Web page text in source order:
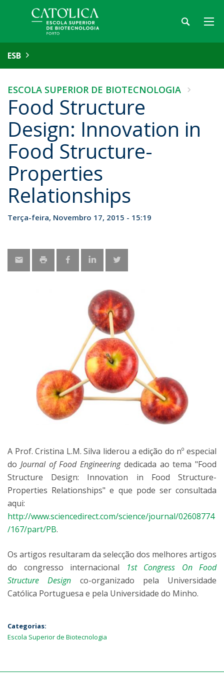
ESB
ESCOLA SUPERIOR DE BIOTECNOLOGIA
Food Structure
Design: Innovation in
Food Structure-
Properties
Relationships
Terça-feira, Novembro 17, 2015 - 15:19
A Prof. Cristina L.M. Silva liderou a edição do nº especial
do Journal of Food Engineeringdedicada ao tema "Food
Structure Design: Innovation in Food Structure-
Properties Relationships" e que pode ser consultada
aqui:
http://www.sciencedirect.com/science/journal/02608774
/167/part/PB.
Os artigos resultaram da selecção dos melhores artigos
do congresso internacional
1st Congress On Food
Structure Design co-organizado pela Universidade
Católica Portuguesa e pela Universidade do Minho.
Categorias:
Escola Superior de Biotecnologia